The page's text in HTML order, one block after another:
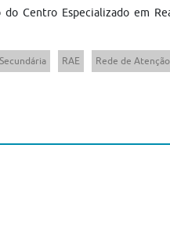
Centro Especializado em
RAE Rede de